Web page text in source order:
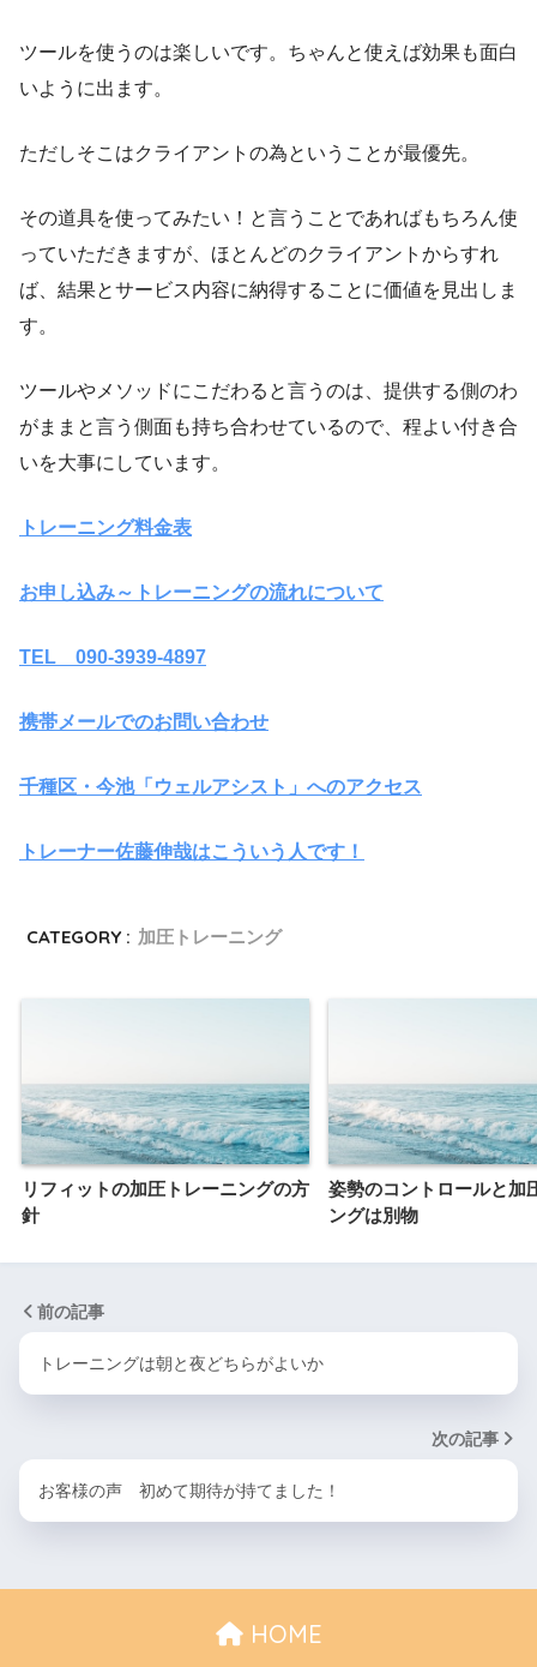
ツールを使うのは楽しいです。ちゃんと使えば効果も面白
いように出ます。
ただしそこはクライアントの為ということが最優先。
その道具を使ってみたい！と言うことであればもちろん使
っていただきますが、ほとんどのクライアントからすれ
ば、結果とサービス内容に納得することに価値を見出しま
す。
ツールやメソッドにこだわると言うのは、提供する側のわ
がままと言う側面も持ち合わせているので、程よい付き合
いを大事にしています。
トレーニング料金表
お申し込み～トレーニングの流れについて
TEL 090-3939-4897
携帯メールでのお問い合わせ
千種区・今池「ウェルアシスト」へのアクセス
トレーナー佐藤伸哉はこういう人です！
CATEGORY : 加圧トレーニング
リフィットの加圧トレーニングの方
針
姿勢のコントロールと加
ングは別物
前の記事
トレーニングは朝と夜どちらがよいか
次の記事
お客様の声 初めて期待が持てました！
HOME